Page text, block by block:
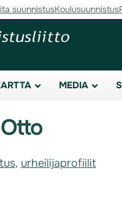
suunnistusKoulusuunnistus
MEDIA
, urheilijaprofiilit